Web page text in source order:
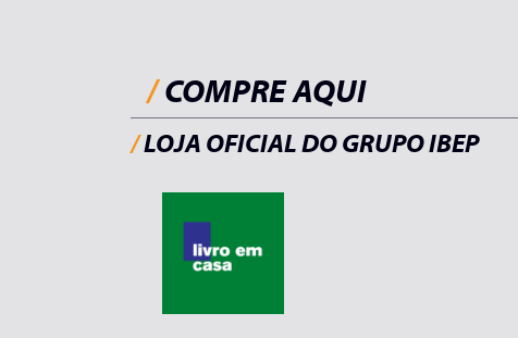
/COMPRE AQUI
/LOJA OFICIAL DO GRUPO IBEP